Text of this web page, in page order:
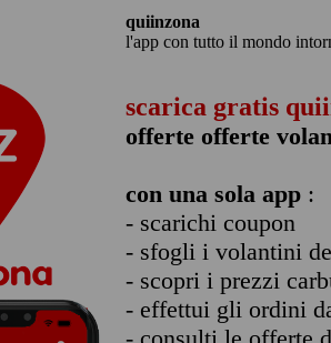
quiinzona
l'app con tutto il mondo
scarica gratis
offerte offerte
con una sola app :
- scarichi coupon
- sfogli i volantini
- scopri i prezzi
- effettui gli ordini